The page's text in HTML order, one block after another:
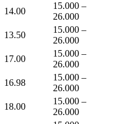
14.00
15.000 –
26.000
13.50
15.000 –
26.000
17.00
15.000 –
26.000
16.98
15.000 –
26.000
18.00
15.000 –
26.000